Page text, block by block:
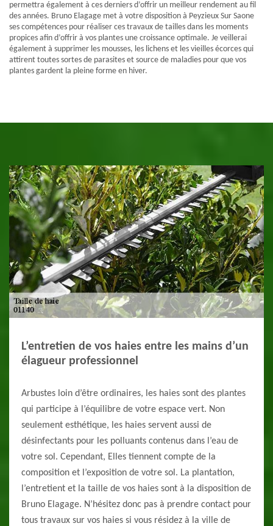
permettra également à ces derniers d’offrir un meilleur rendement au fil
des années. Bruno Elagage met à votre disposition à Peyzieux Sur Saone
ses compétences pour réaliser ces travaux de tailles dans les moments
propices afin d’offrir à vos plantes une croissance optimale. Je veillerai
également à supprimer les mousses, les lichens et les vieilles écorces qui
attirent toutes sortes de parasites et source de maladies pour que vos
plantes gardent la pleine forme en hiver.
L’entretien de vos haies entre les mains d’un
élagueur professionnel
Arbustes loin d’être ordinaires, les haies sont des plantes
qui participe à l’équilibre de votre espace vert. Non
seulement esthétique, les haies servent aussi de
désinfectants pour les polluants contenus dans l’eau de
votre sol. Cependant, Elles tiennent compte de la
composition et l’exposition de votre sol. La plantation,
l’entretient et la taille de vos haies sont à la disposition de
Bruno Elagage. N’hésitez donc pas à prendre contact pour
tous travaux sur vos haies si vous résidez à la ville de